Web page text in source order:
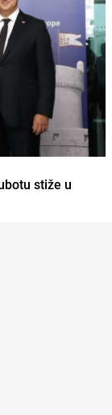
stiže u